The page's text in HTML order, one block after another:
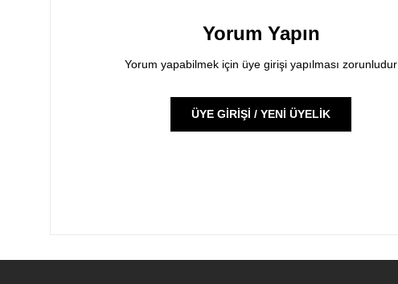
Yorum Yapın
Yorum yapabilmek için üye girişi yapılması zorunludur
ÜYE GİRİŞİ / YENİ ÜYELİK